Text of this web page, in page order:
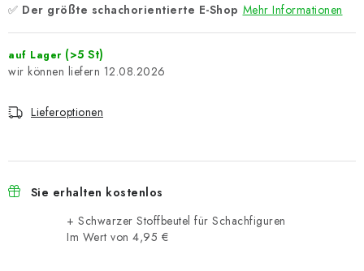
✅ Der größte schachorientierte E-Shop Mehr Informationen
auf Lager (>5 St)
12.08.2026
Lieferoptionen
Sie erhalten kostenlos
+ Schwarzer Stoffbeutel für Schachfiguren
Im Wert von 4,95 €